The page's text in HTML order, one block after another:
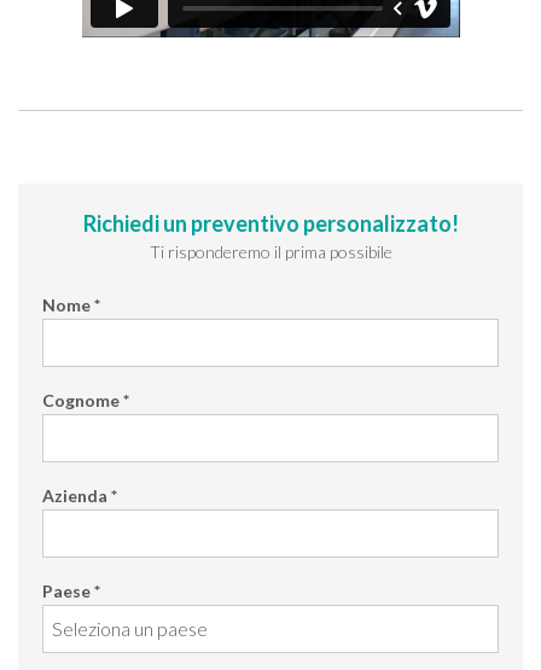
Richiedi un preventivo personalizzato!
Ti risponderemo il prima possibile
Nome *
Cognome *
Azienda *
Paese *